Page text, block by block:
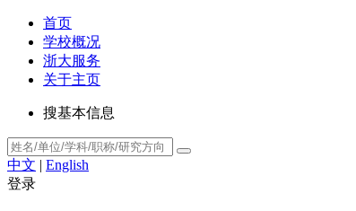
首页
学校概况
浙大服务
关于主页
搜基本信息
中文 | English
登录